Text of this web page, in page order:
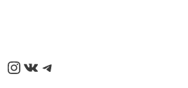
Instagram
ВКонтакте
Telegram